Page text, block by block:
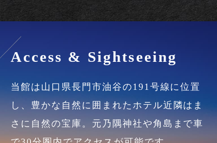
宴会場をはじめ、人気の岩盤浴やエステな
ど旅を充実させる施設が多数ございます。
みなさまにくつろぎの時間をご提供いたし
ます。